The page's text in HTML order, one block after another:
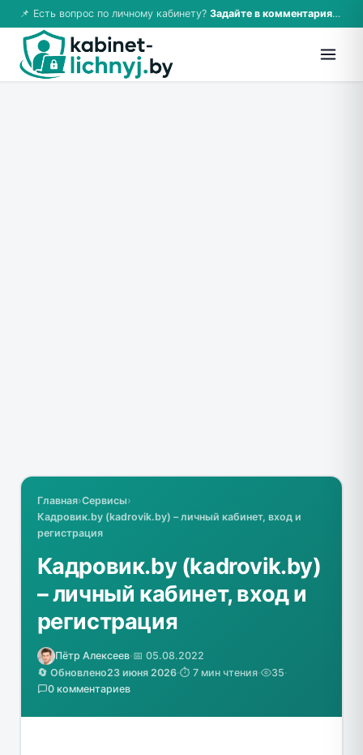
📌 Есть вопрос по личному кабинету? Задайте в комментариях — ответим!
Главная›Сервисы›
Кадровик.by (kadrovik.by) – личный кабинет, вход и
регистрация
Кадровик.by (kadrovik.by)
– личный кабинет, вход и
регистрация
Пётр Алексеев·📅 05.08.2022
🔄 Обновлено23 июня 2026·⏱️ 7 мин чтения· 35·
0 комментариев